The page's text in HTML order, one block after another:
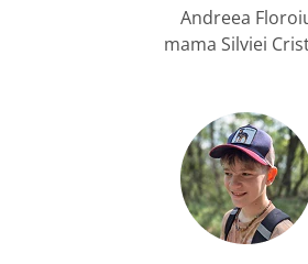
Andreea
mama Silviei